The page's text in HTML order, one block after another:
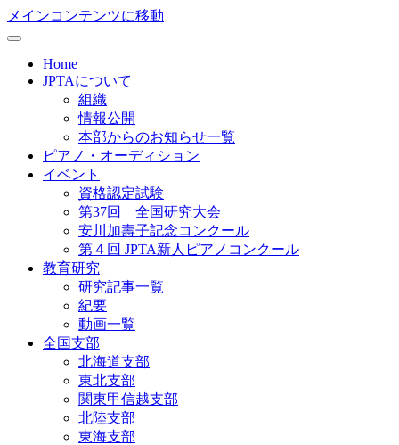
メインコンテンツに移動
Home
JPTAについて
組織
情報公開
本部からのお知らせ一覧
ピアノ・オーディション
イベント
資格認定試験
第37回 全国研究大会
安川加壽子記念コンクール
第４回 JPTA新人ピアノコンクール
教育研究
研究記事一覧
紀要
動画一覧
全国支部
北海道支部
東北支部
関東甲信越支部
北陸支部
東海支部